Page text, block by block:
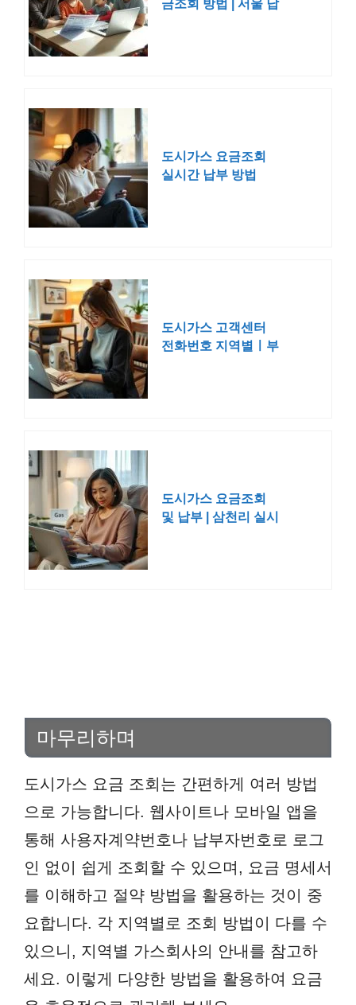
금조회 방법 | 서울 납
도시가스 요금조회
실시간 납부 방법
도시가스 고객센터
전화번호 지역별ㅣ부
도시가스 요금조회
및 납부 | 삼천리 실시
마무리하며
도시가스 요금 조회는 간편하게 여러 방법
으로 가능합니다. 웹사이트나 모바일 앱을
통해 사용자계약번호나 납부자번호로 로그
인 없이 쉽게 조회할 수 있으며, 요금 명세서
를 이해하고 절약 방법을 활용하는 것이 중
요합니다. 각 지역별로 조회 방법이 다를 수
있으니, 지역별 가스회사의 안내를 참고하
세요. 이렇게 다양한 방법을 활용하여 요금